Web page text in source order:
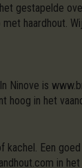
gestapelde
haardhout.
is
hoog in het
Een
in